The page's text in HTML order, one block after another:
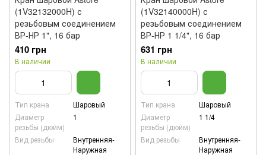
(1V32132000H) с
резьбовым соединением
ВР-НР 1", 16 бар
410 грн
В наличии
Тип крана
Шаровый
Диаметр
резьбы (дюйм)
1
Вид резьбы
Внутренняя-
Наружная
(1V32140000H) с
резьбовым соединением
ВР-НР 1 1/4", 16 бар
631 грн
В наличии
Тип крана
Шаровый
Диаметр
резьбы (дюйм)
1 1/4
Вид резьбы
Внутренняя-
Наружная